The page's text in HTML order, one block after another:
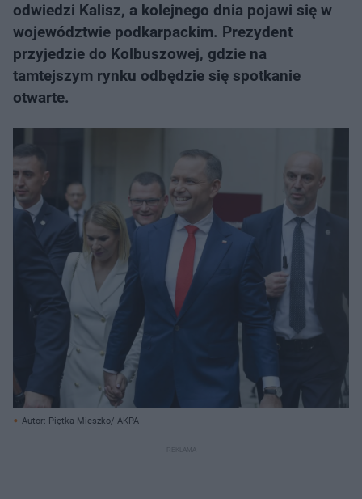
odwiedzi Kalisz, a kolejnego dnia pojawi się w
województwie podkarpackim. Prezydent
przyjedzie do Kolbuszowej, gdzie na
tamtejszym rynku odbędzie się spotkanie
otwarte.
Autor: Piętka Mieszko/ AKPA